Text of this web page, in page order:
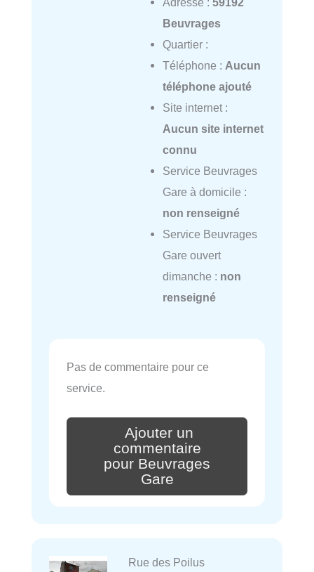
Beuvrages
Quartier :
Téléphone : Aucun
téléphone ajouté
Site internet :
Aucun site internet
connu
Service Beuvrages
Gare à domicile :
non renseigné
Service Beuvrages
Gare ouvert
dimanche : non
renseigné
Pas de commentaire pour ce
service.
Ajouter un
commentaire
pour Beuvrages
Gare
Rue des Poilus